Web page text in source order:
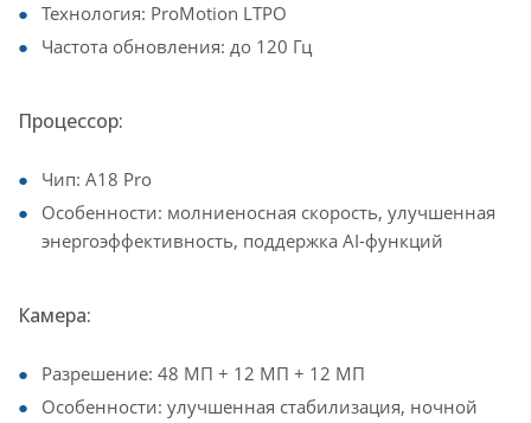
Технология: ProMotion LTPO
Частота обновления: до 120 Гц
Процессор:
Чип: A18 Pro
Особенности: молниеносная скорость, улучшенная
энергоэффективность, поддержка AI-функций
Камера:
Разрешение: 48 МП + 12 МП + 12 МП
Особенности: улучшенная стабилизация, ночной